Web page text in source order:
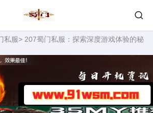
私服> 207蜀门私服：探索深度游戏体验的秘